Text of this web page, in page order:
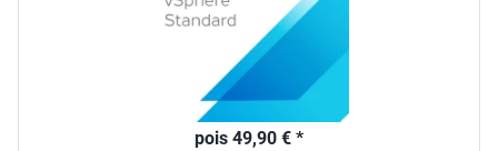
pois 49,90 € *